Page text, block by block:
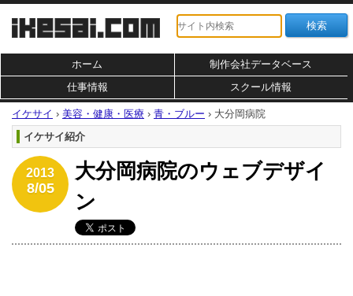
ホーム
制作会社データベース
仕事情報
スクール情報
イケサイ › 美容・健康・医療 › 青・ブルー › 大分岡病院
イケサイ紹介
2013
8/05
大分岡病院のウェブデザイ
ン